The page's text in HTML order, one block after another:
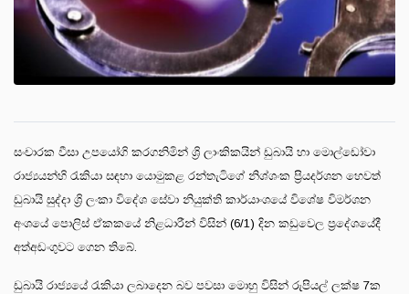
සංචාරක වීසා උපයෝගි කරගනිමින් ශ්‍රි ලාංකිකයින් ඩුබායි හා මොල්ඩෝවා
රාජ්‍යයන්හි රැකියා සඳහා යොමුකළ රන්තැටිගේ නිශ්ශංක ප්‍රියදර්ශන හෙවත්
ඩුබායි සුද්දා ශ්‍රි ලංකා විදේශ සේවා නියුක්ති කාර්යාංශයේ විශේෂ විමර්ශන
අංශයේ පොලිස් ඒකකයේ නිළධාරීන් විසින් (6/1) දින කඩුවෙල ප්‍රදේශයේදී
අත්අඩංගුවට ගෙන තිබේ.
ඩුබායි රාජ්‍යයේ රැකියා ලබාදෙන බව පවසා මොහු විසින් රුපියල් ලක්ෂ 7ක